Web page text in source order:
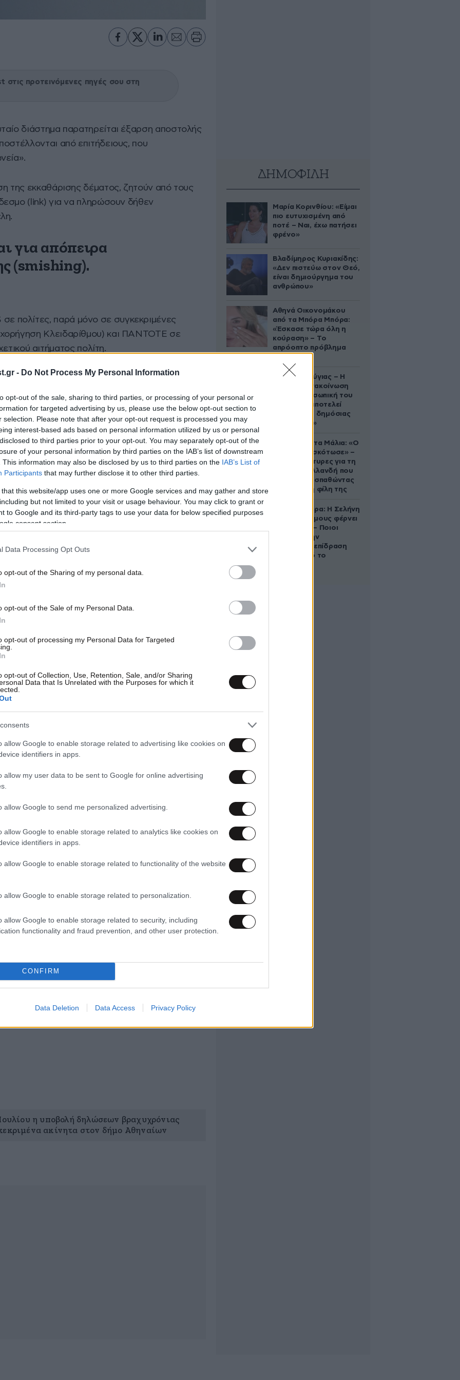
- Do Not Process My Personal Information
opt-out of the sale, sharing to third parties, or processing of your personal or
for targeted advertising by us, please use the below opt-out section to
selection. Please note that after your opt-out request is processed you may
interest-based ads based on personal information utilized by us or personal
to third parties prior to your opt-out. You may separately opt-out of the
of your personal information by third parties on the IAB’s list of downstream
This information may also be disclosed by us to third parties on the IAB’s List of
Participants that may further disclose it to other third parties.
that this website/app uses one or more Google services and may gather and store
but not limited to your visit or usage behaviour. You may click to grant or
to Google and its third-party tags to use your data for below specified purposes
consent section.
Data Processing Opt Outs
opt-out of the Sharing of my personal data.
opt-out of the Sale of my Personal Data.
opt-out of processing my Personal Data for Targeted
opt-out of Collection, Use, Retention, Sale, and/or Sharing
Data that Is Unrelated with the Purposes for which it
allow Google to enable storage related to advertising like cookies on
identifiers in apps.
allow my user data to be sent to Google for online advertising
allow Google to send me personalized advertising.
allow Google to enable storage related to analytics like cookies on
identifiers in apps.
allow Google to enable storage related to functionality of the website
allow Google to enable storage related to personalization.
allow Google to enable storage related to security, including
functionality and fraud prevention, and other user protection.
CONFIRM
Data Deletion Data Access Privacy Policy
στις προτεινόμενες πηγές σου στη
διάστημα παρατηρείται έξαρση αποστολής
από επιτήδειους, που
της εκκαθάρισης δέματος, ζητούν από τους
(link) για να πληρώσουν δήθεν
για απόπειρα
(smishing).
πολίτες, παρά μόνο σε συγκεκριμένες
Κλειδαρίθμου) και ΠΑΝΤΟΤΕ σε
αιτήματος πολίτη.
link) σε κανενός είδους αλληλογραφία της
λάβετε στο κινητό σας τηλέφωνο οποιοδήποτε
υποβάλει προηγουμένως σχετικό αίτημα
τον οποιοδήποτε σύνδεσμο (url link) και
ΜΗΝ δίνετε προσωπικά στοιχεία ή
διευκρινίσεις μπορείτε να:
της ΑΑΔΕ (aade.gr), στη διαδρομή
Ψηφιακών Δεδομένων > Ασφάλεια
Φορολογουμένων (ΚΕΦ) της
1000, τις εργάσιμες ημέρες και ώρες 7:30 –
στη Διεύθυνση Δίωξης Ηλεκτρονικού
χρέωση)
η υποβολή δηλώσεων βραχυχρόνιας
ακίνητα στον δήμο Αθηναίων
ΔΗΜΟΦΙΛΗ
Μαρία Κορινθίου: «Είμαι
πιο ευτυχισμένη από
ποτέ – Ναι, έχω πατήσει
φρένο»
Βλαδίμηρος Κυριακίδης:
«Δεν πιστεύω στον Θεό,
είναι δημιούργημα του
ανθρώπου»
Αθηνά Οικονομάκου
από τα Μπόρα Μπόρα:
«Έσκασε τώρα όλη η
κούραση» – Το
απρόοπτο πρόβλημα
Χρίστος Κούγιας – Η
αυστηρή ανακοίνωση
για την προσωπική του
ζωή: «Δεν αποτελεί
αντικείμενο δημόσιας
συζήτησης»
Τραγωδία στα Μάλια: «Ο
πανικός τη σκότωσε» –
Τι λένε μάρτυρες για τη
42χρονη Ολλανδή που
πνίγηκε προσπαθώντας
να σώσει τη φίλη της
Ζώδια σήμερα: Η Σελήνη
στους Διδύμους φέρνει
ανατροπές – Ποιοι
δέχονται την
ευεργετική επίδραση
του Δία από το